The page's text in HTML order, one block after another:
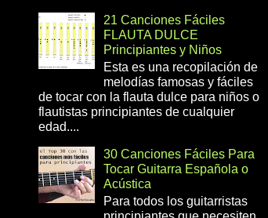
21 Canciones Fáciles
FLAUTA DULCE
Principiantes y Niños
Esta es una recopilación de
melodías famosas y fáciles
de tocar con la flauta dulce para niños o
flautistas principiantes de cualquier
edad....
30 Canciones Fáciles Para
Tocar Guitarra Española o
Acústica
Para todos los guitarristas